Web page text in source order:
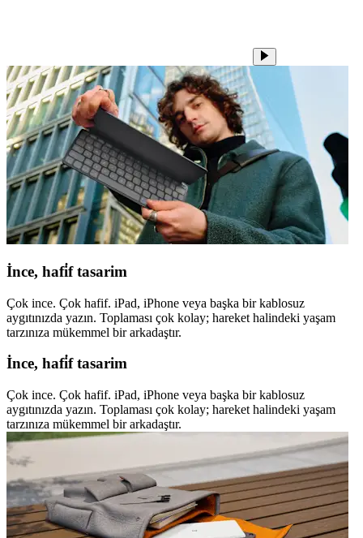
İnce, hafi̇f tasarim
Çok ince. Çok hafif. iPad, iPhone veya başka bir kablosuz
aygıtınızda yazın. Toplaması çok kolay; hareket halindeki yaşam
tarzınıza mükemmel bir arkadaştır.
İnce, hafi̇f tasarim
Çok ince. Çok hafif. iPad, iPhone veya başka bir kablosuz
aygıtınızda yazın. Toplaması çok kolay; hareket halindeki yaşam
tarzınıza mükemmel bir arkadaştır.